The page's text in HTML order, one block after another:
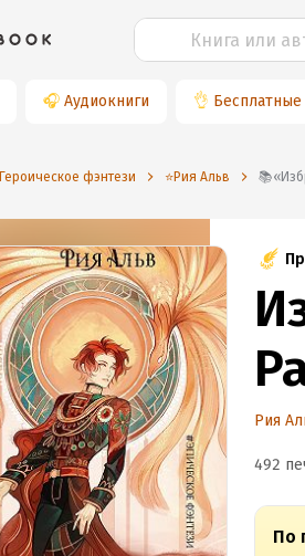
🎧 Аудиокниги 👌 Бесплатные
Героическое фэнтези ⭐️Рия Альв
Рия
492
По